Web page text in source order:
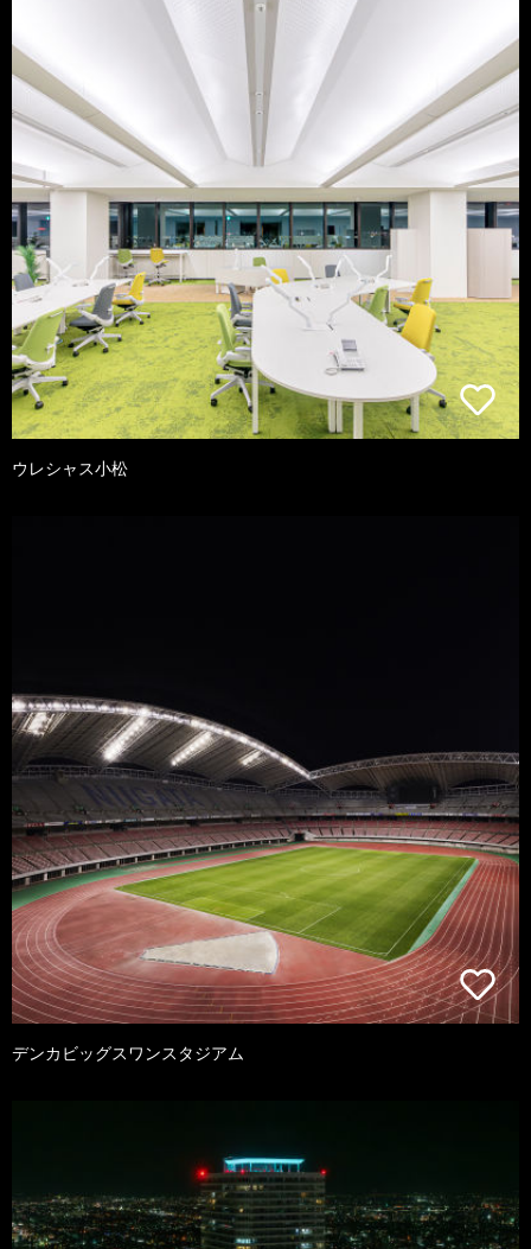
ウレシャス小松
デンカビッグスワンスタジアム